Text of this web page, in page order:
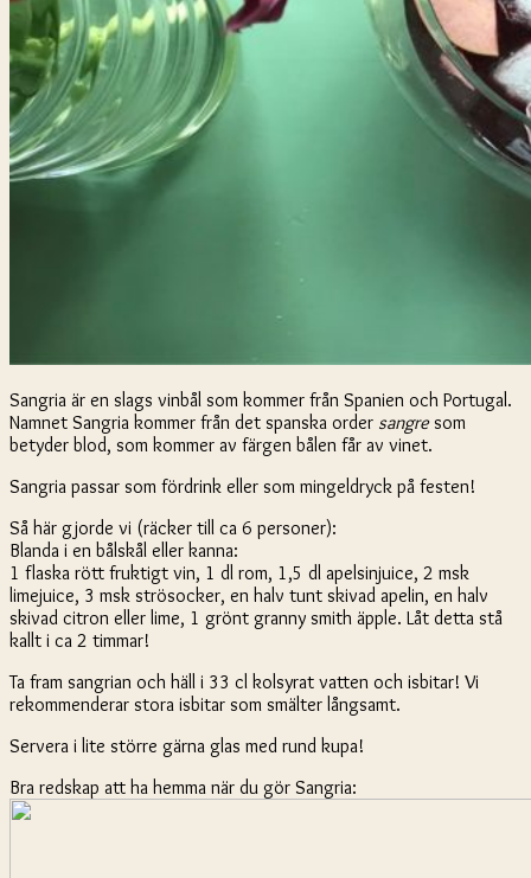
Sangria är en slags vinbål som kommer från Spanien och Portugal.
Namnet Sangria kommer från det spanska order sangresom
betyder blod, som kommer av färgen bålen får av vinet.
Sangria passar som fördrink eller som mingeldryck på festen!
Så här gjorde vi (räcker till ca 6 personer):
Blanda i en bålskål eller kanna:
1 flaska rött fruktigt vin, 1 dl rom, 1,5 dl apelsinjuice, 2 msk
limejuice, 3 msk strösocker, en halv tunt skivad apelin, en halv
skivad citron eller lime, 1 grönt granny smith äpple. Låt detta stå
kallt i ca 2 timmar!
Ta fram sangrian och häll i 33 cl kolsyrat vatten och isbitar! Vi
rekommenderar stora isbitar som smälter långsamt.
Servera i lite större gärna glas med rund kupa!
Bra redskap att ha hemma när du gör Sangria: